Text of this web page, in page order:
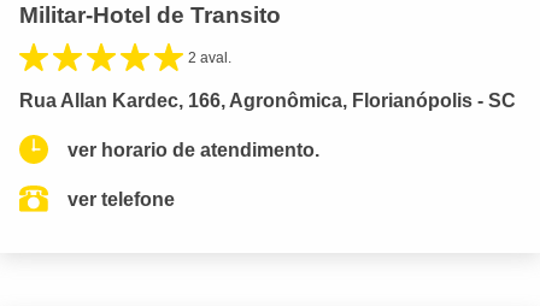
Militar-Hotel de Transito
2 aval.
Rua Allan Kardec, 166, Agronômica, Florianópolis - SC
ver horario de atendimento.
ver telefone